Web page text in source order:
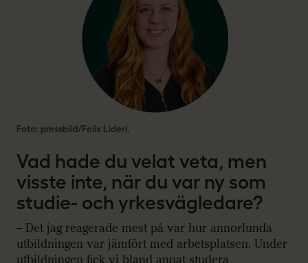
Foto: pressbild/Felix Lideri.
Vad hade du velat veta, men
visste inte, när du var ny som
studie- och yrkesvägledare?
– Det jag reagerade mest på var hur annorlunda
utbildningen var jämfört med arbetsplatsen. Under
utbildningen fick vi bland annat studera